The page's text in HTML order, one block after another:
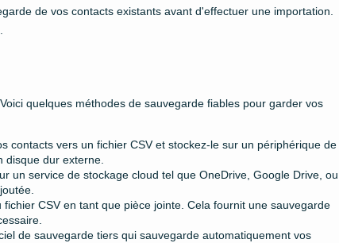
de vos contacts existants avant d'effectuer une importation.
quelques méthodes de sauvegarde fiables pour garder vos
contacts vers un fichier CSV et stockez-le sur un périphérique de
disque dur externe.
un service de stockage cloud tel que OneDrive, Google Drive, ou
fichier CSV en tant que pièce jointe. Cela fournit une sauvegarde
de sauvegarde tiers qui sauvegarde automatiquement vos